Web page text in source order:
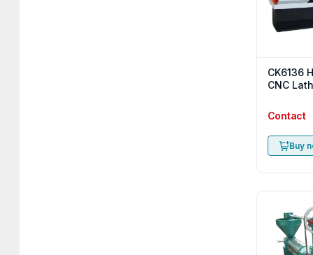
CK6136
CNC
Contact
Buy